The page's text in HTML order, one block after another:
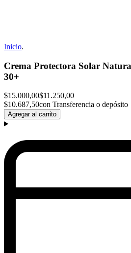
Inicio.
Crema Protectora Solar
30+
$15.000,00$11.250,00
$10.687,50con Transferencia o depósito
Agregar al carrito